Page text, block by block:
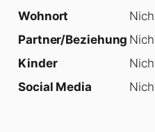
Wohnort
Partner/Beziehung
Kinder
Social Media